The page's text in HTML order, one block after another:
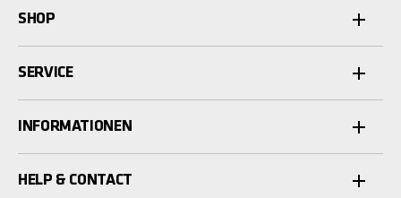
SHOP
SERVICE
INFORMATIONEN
HELP & CONTACT